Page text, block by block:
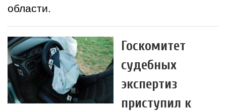
области.
Госкомитет
судебных
экспертиз
приступил к